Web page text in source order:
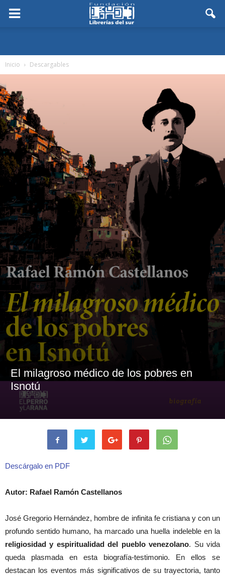
Inicio Descargables
El milagroso médico de los pobres en
Isnotú
Descárgalo en PDF
Autor: Rafael Ramón Castellanos
José Gregorio Hernández, hombre de infinita fe cristiana y con un
profundo sentido humano, ha marcado una huella indeleble en la
religiosidad y espiritualidad del pueblo venezolano. Su vida
queda plasmada en esta biografía-testimonio. En ellos se
destacan los eventos más significativos de su trayectoria, tanto